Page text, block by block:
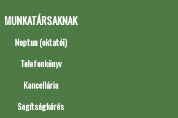
MUNKATÁRSAKNAK
Neptun (oktatói)
Telefonkönyv
Kancellária
Segítségkérés